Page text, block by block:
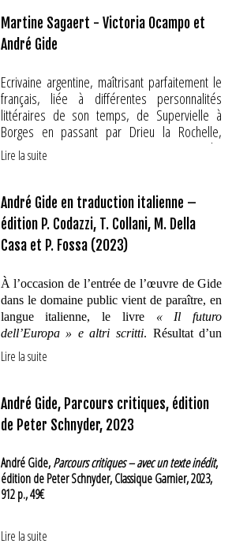
un ensemble de techniques novatrices. Cet
ouvrage interroge l’esthétique gidienne telle
qu’elle se présente dans ce récit
Pour plus de renseignements, voir le site de
innovation.html
Martine Sagaert - Victoria Ocampo et
André Gide
Ecrivaine argentine, maîtrisant parfaitement le
français, liée à différentes personnalités
littéraires de son temps, de Supervielle à
Borges en passant par Drieu la Rochelle,
Victoria Ocampo ne pouvait pas ignorer Gide.
Martine Sagaert éclaire leur relation en
Victoria Ocampo sur Gide et les lettres qu'ils
ont échangées, ce qui permet de mieux
comprendre la personnalité complexe de la
créatrice de la revue argentine
latine.
Lire la suite
André Gide en traduction italienne –
édition P. Codazzi, T. Collani, M. Della
Casa et P. Fossa (2023)
À l’occasion de l’entrée de l’œuvre de Gide
dans le domaine public vient de paraître, en
langue italienne, le livre « Il futuro
dell’Europa » e altri scritti. Résultat d’un
travail collaboratif, le volume se compose de
Réunis ensemble pour la première fois, ces
textes rendent compte dans leur
hétérogénéité de l’idée d’Europe promue et
guerres : un concert de voix différentes,
chacune également essentielle à la paix et à
la prospérité de l’ensemble.
Lire la suite
André Gide, Parcours critiques, édition
de Peter Schnyder, 2023
André Gide,Parcours critiques – avec un texte inédit,
édition de Peter Schnyder, Classique Garnier, 2023,
912 p., 49€
Lire la suite